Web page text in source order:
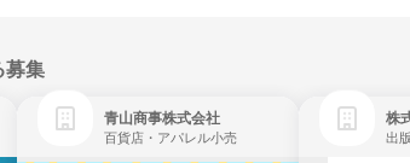
募集
青山商事株式会社
百貨店・アパレル小売
株
出